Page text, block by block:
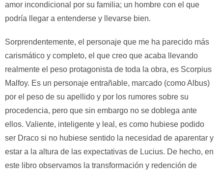
amor incondicional por su familia; un hombre con el que
podría llegar a entenderse y llevarse bien.
Sorprendentemente, el personaje que me ha parecido más
carismático y completo, el que creo que acaba llevando
realmente el peso protagonista de toda la obra, es Scorpius
Malfoy. Es un personaje entrañable, marcado (como Albus)
por el peso de su apellido y por los rumores sobre su
procedencia, pero que sin embargo no se doblega ante
ellos. Valiente, inteligente y leal, es como hubiese podido
ser Draco si no hubiese sentido la necesidad de aparentar y
estar a la altura de las expectativas de Lucius. De hecho, en
este libro observamos la transformación y redención de